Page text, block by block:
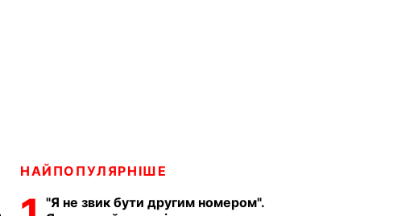
НАЙПОПУЛЯРНІШЕ
"Я не звик бути другим номером".